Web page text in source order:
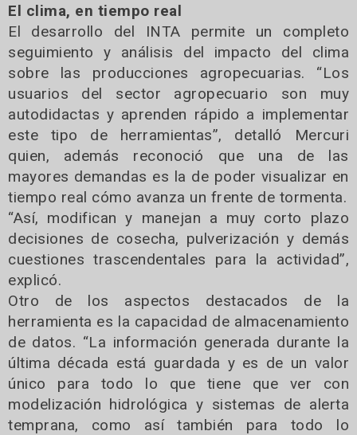
El clima, en tiempo real
El desarrollo del INTA permite un completo
seguimiento y análisis del impacto del clima
sobre las producciones agropecuarias. “Los
usuarios del sector agropecuario son muy
autodidactas y aprenden rápido a implementar
este tipo de herramientas”, detalló Mercuri
quien, además reconoció que una de las
mayores demandas es la de poder visualizar en
tiempo real cómo avanza un frente de tormenta.
“Así, modifican y manejan a muy corto plazo
decisiones de cosecha, pulverización y demás
cuestiones trascendentales para la actividad”,
explicó.
Otro de los aspectos destacados de la
herramienta es la capacidad de almacenamiento
de datos. “La información generada durante la
última década está guardada y es de un valor
único para todo lo que tiene que ver con
modelización hidrológica y sistemas de alerta
temprana, como así también para todo lo